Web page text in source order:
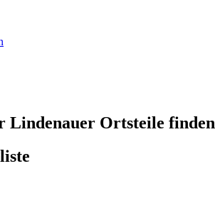
Lindenauer Ortsteile